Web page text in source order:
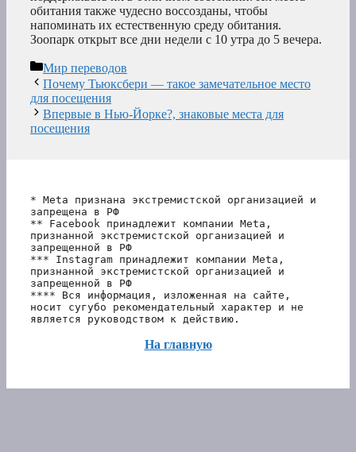
обитания также чудесно воссозданы, чтобы
напоминать их естественную среду обитания.
Зоопарк открыт все дни недели с 10 утра до 5 вечера.
Рубрики
Мир переводов
Почему Тьюксбери — такое замечательное место
для посещения
Впервые в Нью-Йорке?, знаковые места для
посещения
* Meta признана экстремистской организацией и
запрещена в РФ
** Facebook принадлежит компании Meta,
признанной экстремистской организацией и
запрещенной в РФ
*** Instagram принадлежит компании Meta,
признанной экстремистской организацией и
запрещенной в РФ
**** Вся информация, изложенная на сайте,
носит сугубо рекомендательный характер и не
является руководством к действию.
На главную